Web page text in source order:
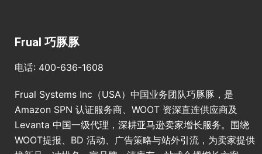
Frual 巧豚豚
电话: 400-636-1608
Frual Systems Inc（USA）中国业务团队巧豚豚，是
Amazon SPN 认证服务商、WOOT 资深直连供应商及
Levanta 中国一级代理，深耕亚马逊卖家增长服务。围绕
WOOT提报、BD 活动、广告策略与站外引流，为卖家提供